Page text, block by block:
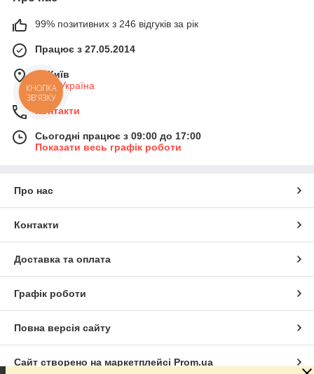
99% позитивних з 246 відгуків за рік
Працює з 27.05.2014
м. Київ
Київ, Україна
Контакти
Сьогодні працює з 09:00 до 17:00
Показати весь графік роботи
Про нас
Контакти
Доставка та оплата
Графік роботи
Повна версія сайту
Сайт створено на маркетплейсі Prom.ua
КНОПКА
ЗВ'ЯЗКУ